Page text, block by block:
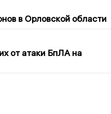
в Орловской области
от атаки БпЛА на